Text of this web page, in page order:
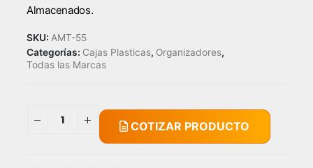
Almacenados.
SKU: AMT-55
Categorías: Cajas Plasticas, Organizadores,
Todas las Marcas
COTIZAR PRODUCTO